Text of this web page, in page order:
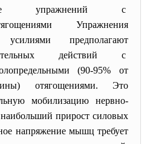
упражнений с
Упражнения
предполагают
действий с
(90-95% от
отягощениями. Это
мобилизацию нервно-
прирост силовых
напряжение мышц требует